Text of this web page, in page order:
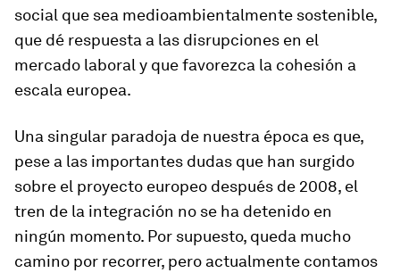
social que sea medioambientalmente sostenible,
que dé respuesta a las disrupciones en el
mercado laboral y que favorezca la cohesión a
escala europea.
Una singular paradoja de nuestra época es que,
pese a las importantes dudas que han surgido
sobre el proyecto europeo después de 2008, el
tren de la integración no se ha detenido en
ningún momento. Por supuesto, queda mucho
camino por recorrer, pero actualmente contamos